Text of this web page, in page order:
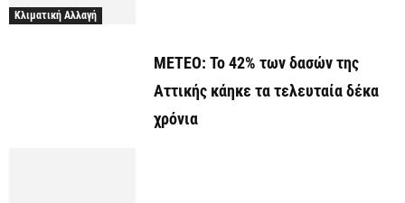
Κλιματική Αλλαγή
ΜΕΤΕΟ: Το 42% των δασών της
Αττικής κάηκε τα τελευταία δέκα
χρόνια